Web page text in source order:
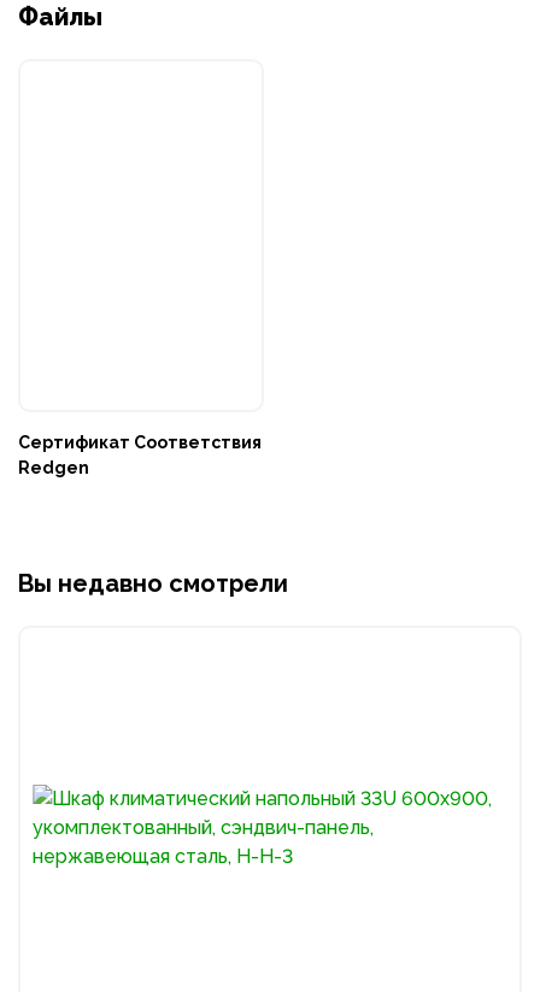
Файлы
Сертификат Соответствия
Redgen
Вы недавно смотрели